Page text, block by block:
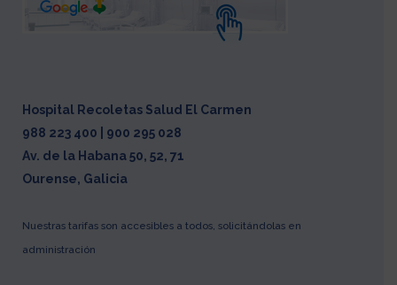
Hospital Recoletas Salud El Carmen
988 223 400 | 900 295 028
Av. de la Habana 50, 52, 71
Ourense, Galicia
Nuestras tarifas son accesibles a todos, solicitándolas en
administración